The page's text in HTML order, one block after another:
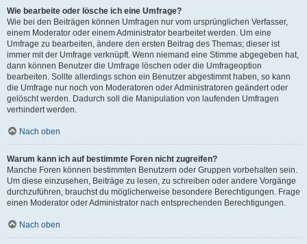
Wie bearbeite oder lösche ich eine Umfrage?
Wie bei den Beiträgen können Umfragen nur vom ursprünglichen Verfasser,
einem Moderator oder einem Administrator bearbeitet werden. Um eine
Umfrage zu bearbeiten, ändere den ersten Beitrag des Themas; dieser ist
immer mit der Umfrage verknüpft. Wenn niemand eine Stimme abgegeben hat,
dann können Benutzer die Umfrage löschen oder die Umfrageoption
bearbeiten. Sollte allerdings schon ein Benutzer abgestimmt haben, so kann
die Umfrage nur noch von Moderatoren oder Administratoren geändert oder
gelöscht werden. Dadurch soll die Manipulation von laufenden Umfragen
verhindert werden.
Nach oben
Warum kann ich auf bestimmte Foren nicht zugreifen?
Manche Foren können bestimmten Benutzern oder Gruppen vorbehalten sein.
Um diese einzusehen, Beiträge zu lesen, zu schreiben oder andere Vorgänge
durchzuführen, brauchst du möglicherweise besondere Berechtigungen. Frage
einen Moderator oder Administrator nach entsprechenden Berechtigungen.
Nach oben